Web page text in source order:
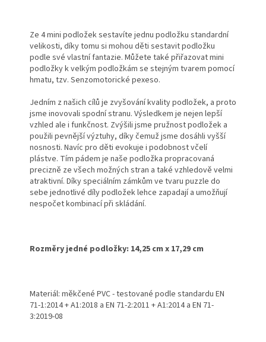
Ze 4 mini podložek sestavíte jednu podložku standardní
velikosti, díky tomu si mohou děti sestavit podložku
podle své vlastní fantazie. Můžete také přiřazovat mini
podložky k velkým podložkám se stejným tvarem pomocí
hmatu, tzv. Senzomotorické pexeso.
Jedním z našich cílů je zvyšování kvality podložek, a proto
jsme inovovali spodní stranu. Výsledkem je nejen lepší
vzhled ale i funkčnost. Zvýšili jsme pružnost podložek a
použili pevnější výztuhy, díky čemuž jsme dosáhli vyšší
nosnosti. Navíc pro děti evokuje i podobnost včelí
plástve. Tím pádem je naše podložka propracovaná
precizně ze všech možných stran a také vzhledově velmi
atraktivní. Díky speciálním zámkům ve tvaru puzzle do
sebe jednotlivé díly podložek lehce zapadají a umožňují
nespočet kombinací při skládání.
Rozměry jedné podložky: 14,25 cm x 17,29 cm
Materiál: měkčené PVC - testované podle standardu EN
71-1:2014 + A1:2018 a EN 71-2:2011 + A1:2014a EN 71-
3:2019-08